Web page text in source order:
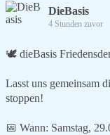
DieBasis
4 Stunden zuvor
🕊 dieBasis
Lasst uns gemeinsam
stoppen!
📅 Wann: Samstag,